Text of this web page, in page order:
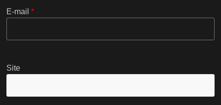
E-mail*
Site